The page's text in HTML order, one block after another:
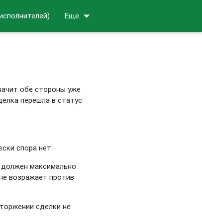
Еще arrow_drop_down
обе стороны уже
перешла в статус
спора нет.
максимально
возражает против
сделки не